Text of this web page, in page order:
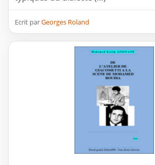
Ecrit parGeorges Roland